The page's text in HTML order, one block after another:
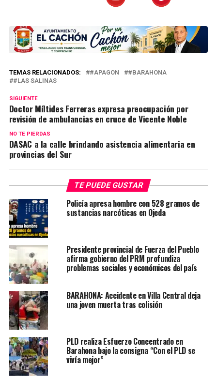
TEMAS RELACIONADOS: #APAGON
#BARAHONA
#LAS SALINAS
SIGUIENTE
Doctor Míltides Ferreras expresa preocupación por
revisión de ambulancias en cruce de Vicente Noble
NO TE PIERDAS
DASAC a la calle brindando asistencia alimentaria en
provincias del Sur
TE PUEDE GUSTAR
Policía apresa hombre con 528 gramos de
sustancias narcóticas en Ojeda
Presidente provincial de Fuerza del Pueblo
afirma gobierno del PRM profundiza
problemas sociales y económicos del país
BARAHONA: Accidente en Villa Central deja
una joven muerta tras colisión
PLD realiza Esfuerzo Concentrado en
Barahona bajo la consigna “Con el PLD se
vivía mejor”